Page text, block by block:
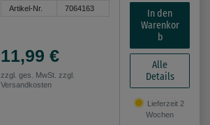
Artikel-Nr. 7064163
11,99 €
zzgl. ges. MwSt. zzgl.
Versandkosten
In den
Warenkor
b
Alle
Details
Lieferzeit 2
Wochen